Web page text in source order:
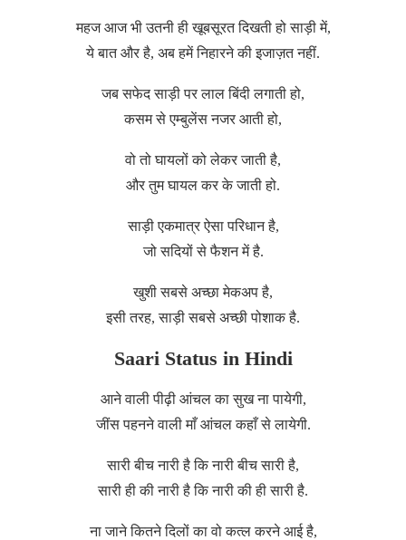
महज आज भी उतनी ही खूबसूरत दिखती हो साड़ी में,
ये बात और है, अब हमें निहारने की इजाज़त नहीं.
जब सफेद साड़ी पर लाल बिंदी लगाती हो,
कसम से एम्बुलेंस नजर आती हो,
वो तो घायलों को लेकर जाती है,
और तुम घायल कर के जाती हो.
साड़ी एकमात्र ऐसा परिधान है,
जो सदियों से फैशन में है.
खुशी सबसे अच्छा मेकअप है,
इसी तरह, साड़ी सबसे अच्छी पोशाक है.
Saari Status in Hindi
आने वाली पीढ़ी आंचल का सुख ना पायेगी,
जींस पहनने वाली माँ आंचल कहाँ से लायेगी.
सारी बीच नारी है कि नारी बीच सारी है,
सारी ही की नारी है कि नारी की ही सारी है.
ना जाने कितने दिलों का वो कत्ल करने आई है,